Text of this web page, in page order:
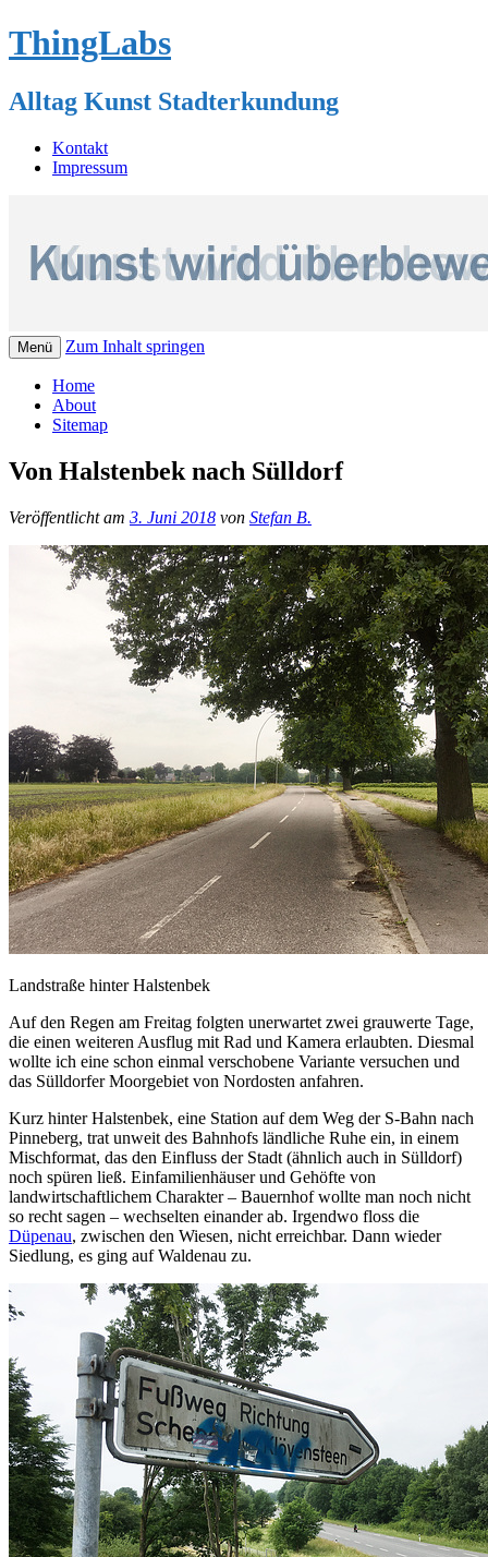
ThingLabs
Alltag Kunst Stadterkundung
Kontakt
Impressum
Menü Zum Inhalt springen
Home
About
Sitemap
Von Halstenbek nach Sülldorf
Veröffentlicht am 3. Juni 2018 von Stefan B.
Landstraße hinter Halstenbek
Auf den Regen am Freitag folgten unerwartet zwei grauwerte Tage,
die einen weiteren Ausflug mit Rad und Kamera erlaubten. Diesmal
wollte ich eine schon einmal verschobene Variante versuchen und
das Sülldorfer Moorgebiet von Nordosten anfahren.
Kurz hinter Halstenbek, eine Station auf dem Weg der S-Bahn nach
Pinneberg, trat unweit des Bahnhofs ländliche Ruhe ein, in einem
Mischformat, das den Einfluss der Stadt (ähnlich auch in Sülldorf)
noch spüren ließ. Einfamilienhäuser und Gehöfte von
landwirtschaftlichem Charakter – Bauernhof wollte man noch nicht
so recht sagen – wechselten einander ab. Irgendwo floss die
Düpenau, zwischen den Wiesen, nicht erreichbar. Dann wieder
Siedlung, es ging auf Waldenau zu.